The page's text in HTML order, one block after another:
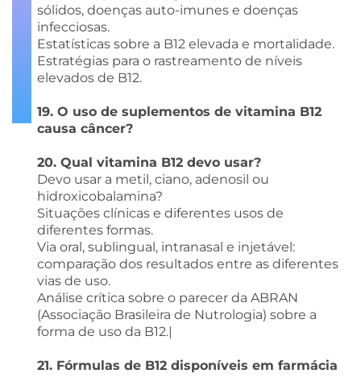
sólidos, doenças auto-imunes e doenças
infecciosas.
Estatísticas sobre a B12 elevada e mortalidade.
Estratégias para o rastreamento de níveis
elevados de B12.
19. O uso de suplementos de vitamina B12
causa câncer?
20. Qual vitamina B12 devo usar?
Devo usar a metil, ciano, adenosil ou
hidroxicobalamina?
Situações clínicas e diferentes usos de
diferentes formas.
Via oral, sublingual, intranasal e injetável:
comparação dos resultados entre as diferentes
vias de uso.
Análise crítica sobre o parecer da ABRAN
(Associação Brasileira de Nutrologia) sobre a
forma de uso da B12.|
21. Fórmulas de B12 disponíveis em farmácia